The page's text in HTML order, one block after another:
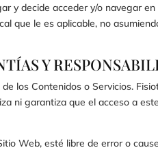
y decide acceder y/o navegar
que le es aplicable, no
Y
los Contenidos o Servicios.
ni garantiza que el acceso a
Web, esté libre de error o